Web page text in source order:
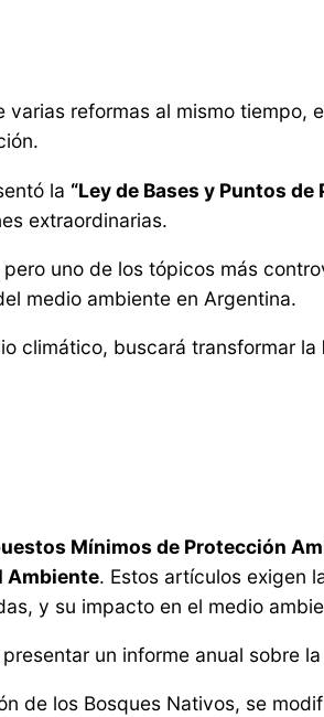
reformas al mismo tiempo,
la “Ley de Bases y Puntos
extraordinarias.
uno de los tópicos más
medio ambiente en Argentina.
climático, buscará transformar la
Mínimos de Protección
Ambiente. Estos artículos exigen
y su impacto en el medio
un informe anual sobre
de los Bosques Nativos, se